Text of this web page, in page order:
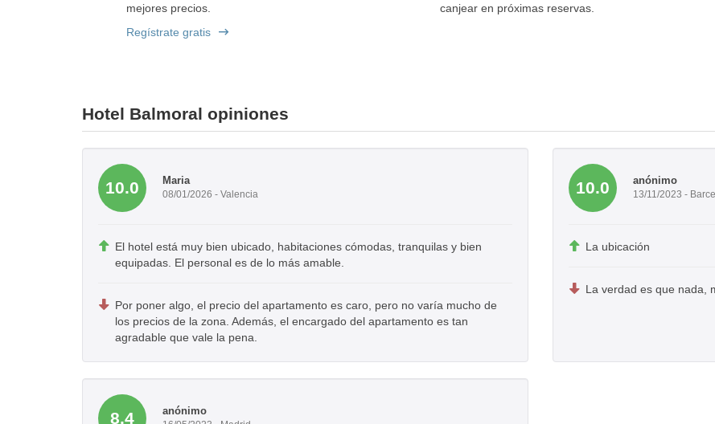
mejores precios.
Regístrate gratis
canjear en próximas reservas.
Hotel Balmoral opiniones
10.0 Maria
08/01/2026 - Valencia
El hotel está muy bien ubicado, habitaciones cómodas, tranquilas y bien
equipadas. El personal es de lo más amable.
Por poner algo, el precio del apartamento es caro, pero no varía mucho de
los precios de la zona. Además, el encargado del apartamento es tan
agradable que vale la pena.
10.0 anónimo
13/11/2023 -
La ubicación
La verdad es que nada,
8.4 anónimo